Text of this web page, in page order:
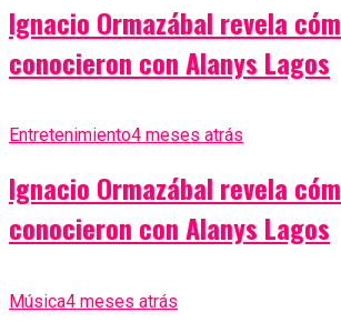
Ignacio Ormazábal revela
conocieron con Alanys Lagos
Entretenimiento4 meses atrás
Ignacio Ormazábal revela
conocieron con Alanys Lagos
Música4 meses atrás